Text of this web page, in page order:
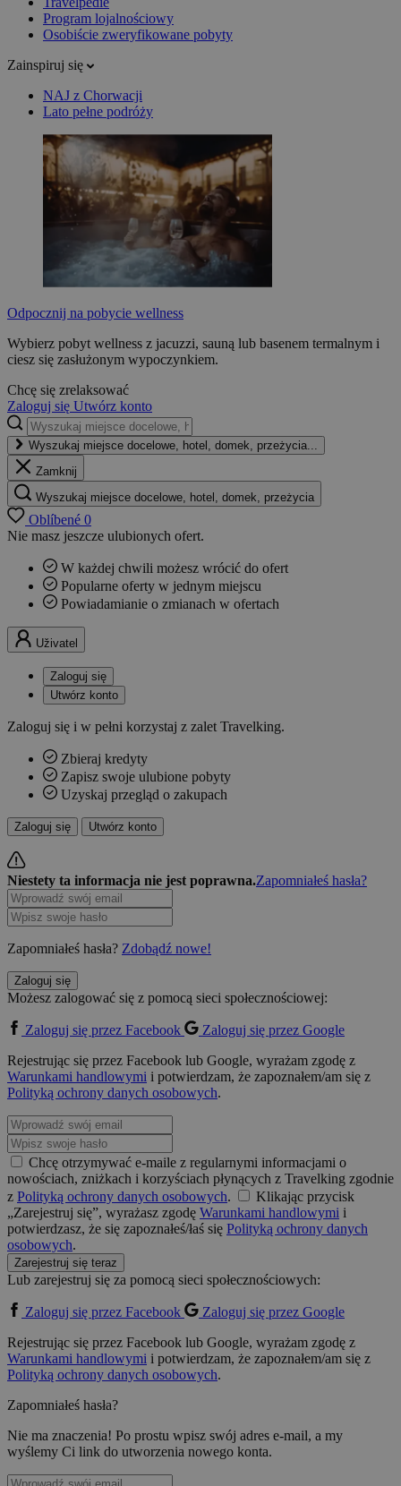
Program lojalnościowy
Osobiście zweryfikowane pobyty
Zainspiruj się
NAJ z Chorwacji
Lato pełne podróży
Odpocznij na pobycie wellness
Wybierz pobyt wellness z jacuzzi, sauną lub basenem termalnym i
ciesz się zasłużonym wypoczynkiem.
Chcę się zrelaksować
Zaloguj się Utwórz konto
Wyszukaj miejsce docelowe, hotel, domek, przeżycia...
Zamknij
Wyszukaj miejsce docelowe, hotel, domek, przeżycia
Oblíbené 0
Nie masz jeszcze ulubionych ofert.
W każdej chwili możesz wrócić do ofert
Popularne oferty w jednym miejscu
Powiadamianie o zmianach w ofertach
Uživatel
Zaloguj się
Utwórz konto
Zaloguj się i w pełni korzystaj z zalet Travelking.
Zbieraj kredyty
Zapisz swoje ulubione pobyty
Uzyskaj przegląd o zakupach
Zaloguj się Utwórz konto
Niestety ta informacja nie jest poprawna.Zapomniałeś hasła?
Zapomniałeś hasła? Zdobądź nowe!
Zaloguj się
Możesz zalogować się z pomocą sieci społecznościowej:
Zaloguj się przez Facebook
Zaloguj się przez Google
Rejestrując się przez Facebook lub Google, wyrażam zgodę z
Warunkami handlowymi i potwierdzam, że zapoznałem/am się z
Polityką ochrony danych osobowych.
Chcę otrzymywać e-maile z regularnymi informacjami o
nowościach, zniżkach i korzyściach płynących z Travelking zgodnie
z Polityką ochrony danych osobowych.
Klikając przycisk
„Zarejestruj się”, wyrażasz zgodę Warunkami handlowymi i
potwierdzasz, że się zapoznałeś/łaś się Polityką ochrony danych
osobowych.
Zarejestruj się teraz
Lub zarejestruj się za pomocą sieci społecznościowych:
Zaloguj się przez Facebook
Zaloguj się przez Google
Rejestrując się przez Facebook lub Google, wyrażam zgodę z
Warunkami handlowymi i potwierdzam, że zapoznałem/am się z
Polityką ochrony danych osobowych.
Zapomniałeś hasła?
Nie ma znaczenia! Po prostu wpisz swój adres e-mail, a my
wyślemy Ci link do utworzenia nowego konta.